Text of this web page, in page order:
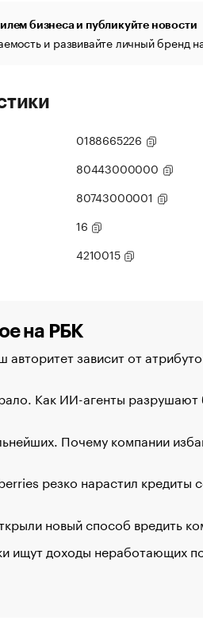
бизнеса и публикуйте новости
и развивайте личный бренд
0188665226
80443000000
80743000001
16
4210015
на РБК
авторитет зависит от
Как ИИ-агенты разрушают
Почему компании
резко нарастил кредиты
новый способ вредить
ищут доходы неработающих